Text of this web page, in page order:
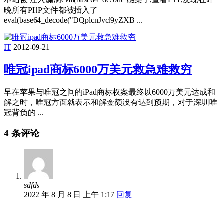
晚所有PHP文件都被插入了
eval(base64_decode("DQplcnJvcl9yZXB ...
IT 2012-09-21
唯冠ipad商标6000万美元救急难救穷
早在苹果与唯冠之间的iPad商标权案最终以6000万美元达成和
解之时，唯冠方面就表示和解金额没有达到预期，对于深圳唯
冠背负的 ...
4 条评论
sdfds
2022 年 8 月 8 日 上午 1:17 回复